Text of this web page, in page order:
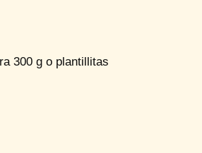
300 g o plantillitas